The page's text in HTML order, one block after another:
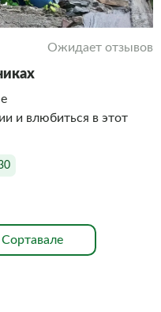
Ожидает отзывов
и влюбиться в этот
Сортавале